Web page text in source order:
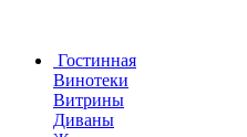
Гостинная
Винотеки
Витрины
Диваны